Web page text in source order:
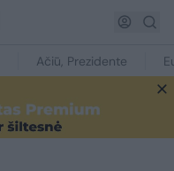
Ačiū, Prezidente